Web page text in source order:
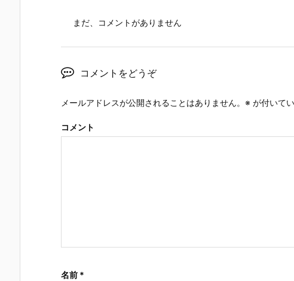
まだ、コメントがありません
コメントをどうぞ
メールアドレスが公開されることはありません。 ※ が付いて
コメント
名前 *